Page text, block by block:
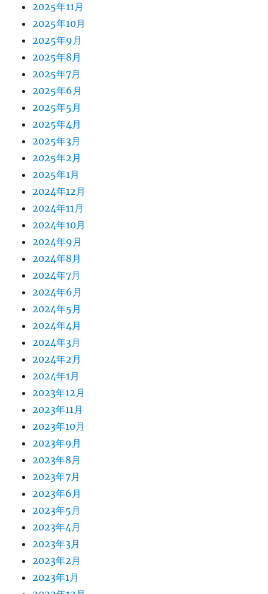
2025年11月
2025年10月
2025年9月
2025年8月
2025年7月
2025年6月
2025年5月
2025年4月
2025年3月
2025年2月
2025年1月
2024年12月
2024年11月
2024年10月
2024年9月
2024年8月
2024年7月
2024年6月
2024年5月
2024年4月
2024年3月
2024年2月
2024年1月
2023年12月
2023年11月
2023年10月
2023年9月
2023年8月
2023年7月
2023年6月
2023年5月
2023年4月
2023年3月
2023年2月
2023年1月